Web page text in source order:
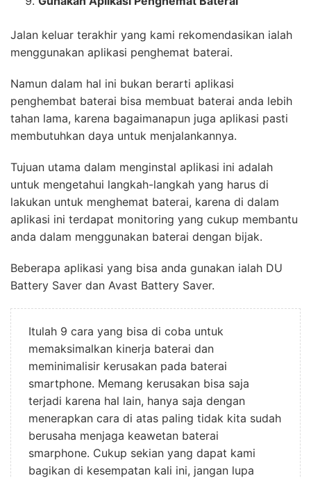
Jalan keluar terakhir yang kami rekomendasikan ialah
menggunakan aplikasi penghemat baterai.
Namun dalam hal ini bukan berarti aplikasi
penghembat baterai bisa membuat baterai anda lebih
tahan lama, karena bagaimanapun juga aplikasi pasti
membutuhkan daya untuk menjalankannya.
Tujuan utama dalam menginstal aplikasi ini adalah
untuk mengetahui langkah-langkah yang harus di
lakukan untuk menghemat baterai, karena di dalam
aplikasi ini terdapat monitoring yang cukup membantu
anda dalam menggunakan baterai dengan bijak.
Beberapa aplikasi yang bisa anda gunakan ialah DU
Battery Saver dan Avast Battery Saver.
Itulah 9 cara yang bisa di coba untuk
memaksimalkan kinerja baterai dan
meminimalisir kerusakan pada baterai
smartphone. Memang kerusakan bisa saja
terjadi karena hal lain, hanya saja dengan
menerapkan cara di atas paling tidak kita sudah
berusaha menjaga keawetan baterai
smarphone. Cukup sekian yang dapat kami
bagikan di kesempatan kali ini, jangan lupa